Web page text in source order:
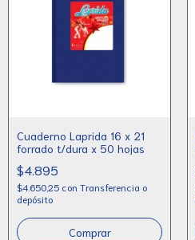
Cuaderno Laprida 16 x 21
forrado t/dura x 50 hojas
$4.895
$4.650,25 con Transferencia o
depósito
Comprar